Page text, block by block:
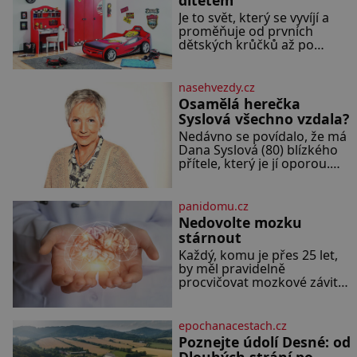
Je to svět, který se vyvíjí a
proměňuje od prvních
dětských krůčků až po
kreativitu, soustředění i
odpočinek a reaguje na
každou etapu života a
specifické potřeby dítěte.
Pro nejmenší je klíčová
jednoduchost, měkkost a
bezpečí, proto by pokoj
Předškolní věk je
nasehvezdy.cz
Osamělá herečka
Syslová všechno vzdala?
Nedávno se povídalo, že má
Dana Syslová (80) blízkého
přítele, který je jí oporou.
častěji mluví o svém
odchodu. Dohnala ji snad
samota? Půs
panidomu.cz
Nedovolte mozku
stárnout
Každý, komu je přes 25 let,
by měl pravidelně
procvičovat mozkové závity.
Možná máte problém
vzpomenout si na jméno
kolegy z práce. Nebo marně
epochanacestach.cz
Poznejte údolí Desné: od